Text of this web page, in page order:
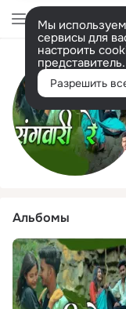
Мы
сервисы для
настроить
представитель.
Разрешить
Альбомы